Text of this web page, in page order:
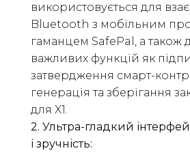
використовується для
Bluetooth з мобільним
гаманцем SafePal, а також
важливих функцій як
затвердження смарт-
генерація та зберігання
для X1.
2. Ультра-гладкий
і зручність: